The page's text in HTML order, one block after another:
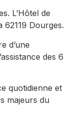
L’Hôtel de
62119 Dourges.
d’une
des 6
quotidienne et
majeurs du